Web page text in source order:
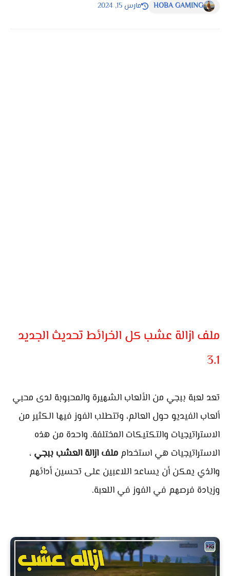
HOBA GAMING مارس 15, 2024
ملف ازالة عشب كل الخرائط تحديث الجديد
3.1
تعد لعبة ببجي من الألعاب الشهيرة والمحبوبة لدى محبي
ألعاب الفيديو حول العالم، وتتطلب الفوز فيها الكثير من
الاستراتيجيات والتكتيكات المختلفة. واحدة من هذه
الاستراتيجيات هي استخدام ملف ازالة العشب ببجي ،
والذي يمكن أن يساعد اللاعبين على تحسين أدائهم
وزيادة فرصهم في الفوز في اللعبة.